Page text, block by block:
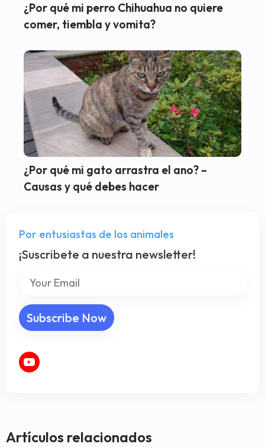
¿Por qué mi perro Chihuahua no quiere
comer, tiembla y vomita?
¿Por qué mi gato arrastra el ano? –
Causas y qué debes hacer
Por entusiastas de los animales
¡Suscribete a nuestra newsletter!
Artículos relacionados